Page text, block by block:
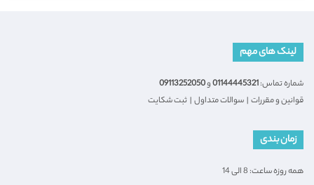
لینک های مهم
شماره تماس:01144445321و09113252050
قوانین و مقررات | سوالات متداول | ثبت شکایت
زمان بندی
همه روزه ساعت: 8 الی 14